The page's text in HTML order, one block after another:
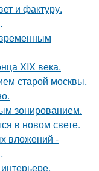
и фактуру.
XIX века.
старой москвы.
зонированием.
в новом свете.
вложений -